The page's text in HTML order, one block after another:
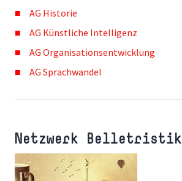
AG Historie
AG Künstliche Intelligenz
AG Organisationsentwicklung
AG Sprachwandel
Netzwerk Belletristik